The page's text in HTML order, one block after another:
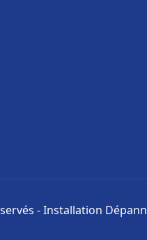
- Installation